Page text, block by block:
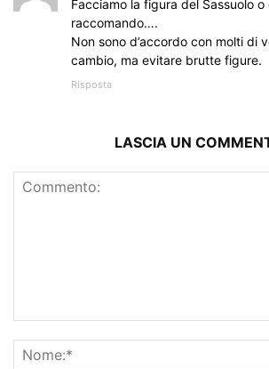
Facciamo la figura del Sassuolo
raccomando….
Non sono d’accordo con molti di
cambio, ma evitare brutte figure.
Risposta
LASCIA UN